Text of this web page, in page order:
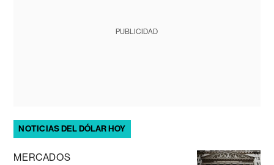
PUBLICIDAD
NOTICIAS DEL DÓLAR HOY
MERCADOS